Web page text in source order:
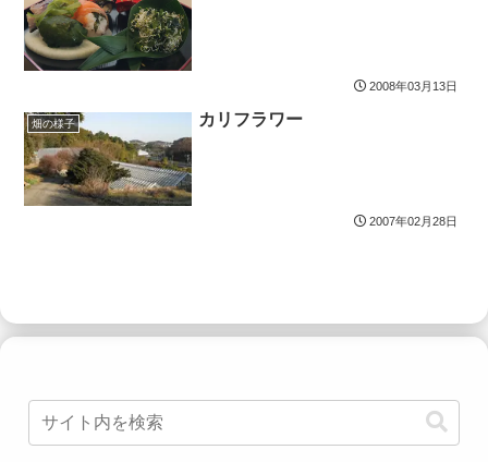
2008年03月13日
畑の様子 カリフラワー
2007年02月28日